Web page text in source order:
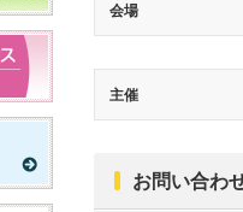
会場
主催
お問い合わ